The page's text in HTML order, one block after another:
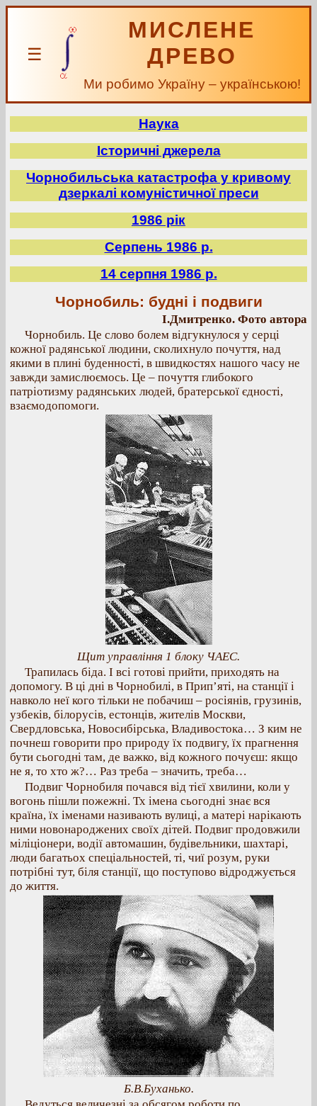
☰
МИСЛЕНЕ
ДРЕВО
Ми робимо Україну – українською!
Наука
Історичні джерела
Чорнобильська катастрофа у кривому
дзеркалі комуністичної преси
1986 рік
Серпень 1986 р.
14 серпня 1986 р.
Чорнобиль: будні і подвиги
І.Дмитренко. Фото автора
Чорнобиль. Це слово болем відгукнулося у серці
кожної радянської людини, сколихнуло почуття, над
якими в плині буденності, в швидкостях нашого часу не
завжди замислюємось. Це – почуття глибокого
патріотизму радянських людей, братерської єдності,
взаємодопомоги.
Щит управління 1 блоку ЧАЕС.
Трапилась біда. І всі готові прийти, приходять на
допомогу. В ці дні в Чорнобилі, в Прип’яті, на станції і
навколо неї кого тільки не побачиш – росіянів, грузинів,
узбеків, білорусів, естонців, жителів Москви,
Свердловська, Новосибірська, Владивостока… З ким не
почнеш говорити про природу їх подвигу, їх прагнення
бути сьогодні там, де важко, від кожного почуєш: якщо
не я, то хто ж?… Раз треба – значить, треба…
Подвиг Чорнобиля почався від тієї хвилини, коли у
вогонь пішли пожежні. Тх імена сьогодні знає вся
країна, їх іменами називають вулиці, а матері нарікають
ними новонароджених своїх дітей. Подвиг продовжили
міліціонери, водії автомашин, будівельники, шахтарі,
люди багатьох спеціальностей, ті, чиї розум, руки
потрібні тут, біля станції, що поступово відроджується
до життя.
Б.В.Буханько.